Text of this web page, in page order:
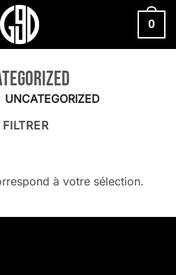
0
UNCATEGORIZED
FILTRER
à votre sélection.